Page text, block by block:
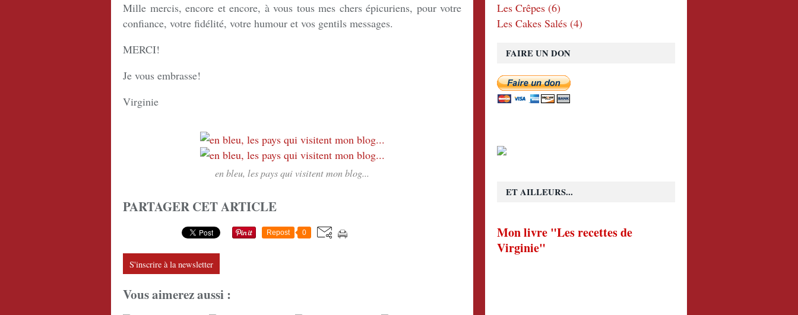
Mille mercis, encore et encore, à vous tous mes chers épicuriens, pour votre
confiance, votre fidélité, votre humour et vos gentils messages.
MERCI!
Je vous embrasse!
Virginie
en bleu, les pays qui visitent mon blog...
PARTAGER CET ARTICLE
Repost 0
S'inscrire à la newsletter
Vous aimerez aussi :
Les Crêpes (6)
Les Cakes Salés (4)
FAIRE UN DON
ET AILLEURS...
Mon livre "Les recettes de
Virginie"